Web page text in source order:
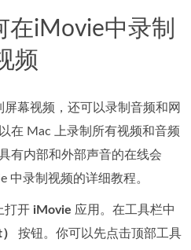
在iMovie中录制
频
幕视频，还可以录制音频和网
在 Mac 上录制所有视频和音频
有内部和外部声音的在线会
中录制视频的详细教程。
打开 iMovie 应用。在工具栏中
按钮。你可以先点击顶部工具